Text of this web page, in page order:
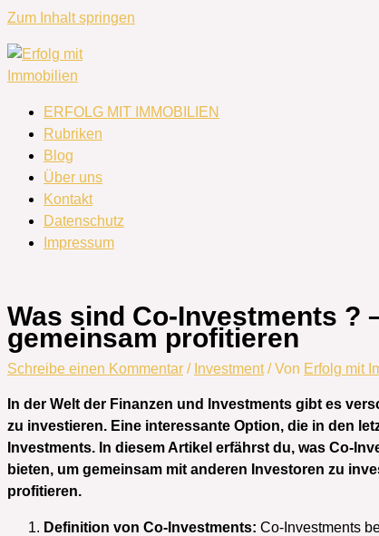
Zum Inhalt springen
ERFOLG MIT IMMOBILIEN
Rubriken
Blog
Über uns
Kontakt
Datenschutz
Impressum
Was sind Co-Investments ?
gemeinsam profitieren
Schreibe einen Kommentar / Investment/ Von Erfolg mit
In der Welt der Finanzen und Investments gibt es
zu investieren. Eine interessante Option, die in den
Investments. In diesem Artikel erfährst du, was Co-
bieten, um gemeinsam mit anderen Investoren zu
profitieren.
Definition von Co-Investments: Co-Investments